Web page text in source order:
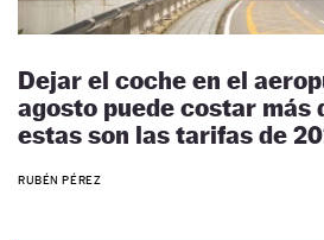
Dejar el coche en el
agosto puede costar más
estas son las tarifas de
RUBÉN PÉREZ